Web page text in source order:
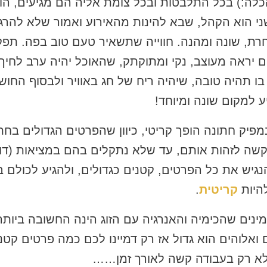
הוא הקהל, שבא להינות מהאירוע ואמור שלא
שונה ומהנה. חווייה שתשאיר טעם טוב בפה.
מעוצב, נקי ומתוקתק, שהאוכל יהיה ערב
בו תהיה טובה, שיהיה ריח של חג באוויר ולבסוף
למקום שונה ומיוחד!
חתונה הופך קריטי, כיוון שהפרטים הגדולים
לזהות אותם, עד שלא נתקלים בהם במציאות
את כל הפרטים, קטנים כגדולים, ולהגיע לכולם
קריטית.
שהכימיה והאנרגיה עם הזוג הינה החשובה
הוא גדול אז רק דמיינו לכם כמה פרטים
רק בעבודה קשה לאורך זמן……